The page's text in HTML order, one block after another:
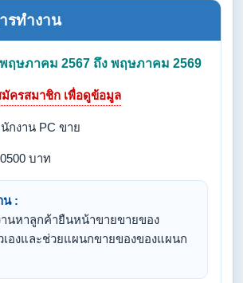
รทำงาน
ฤษภาคม 2567 ถึง พฤษภาคม 2569
มัครสมาชิก เพื่อดูข้อมูล
กงาน PC ขาย
บาท
น :
นหาลูกค้ายืนหน้าขายขายของ
องและช่วยแผนกขายของของแผนก